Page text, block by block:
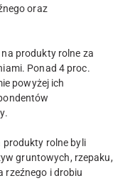
oraz
produkty rolne za
Ponad 4 proc.
powyżej ich
produkty rolne byli
gruntowych, rzepaku,
rzeźnego i drobiu